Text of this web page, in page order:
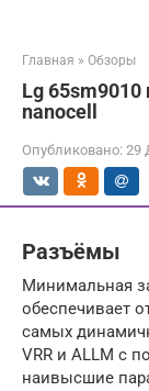
Главная » Обзоры
Lg 65sm9010
nanocell
Опубликовано: 29
Разъёмы
Минимальная
обеспечивает
самых
VRR и ALLM с
наивысшие